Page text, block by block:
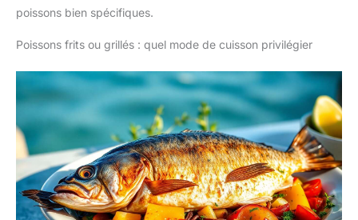
poissons bien spécifiques.
Poissons frits ou grillés : quel mode de cuisson privilégier